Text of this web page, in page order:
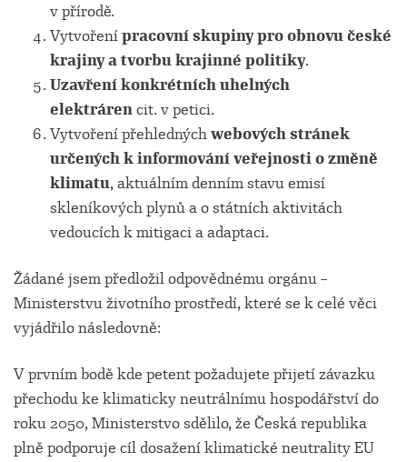
v přírodě.
Vytvořenípracovní skupiny pro obnovu české
krajiny a tvorbu krajinné politiky.
Uzavření konkrétních uhelných
elektrárencit. v petici.
Vytvoření přehlednýchwebových stránek
určených k informování veřejnosti o změně
klimatu, aktuálním denním stavu emisí
skleníkových plynů a o státních aktivitách
vedoucích k mitigaci a adaptaci.
Žádané jsem předložil odpovědnému orgánu –
Ministerstvu životního prostředí, které se k celé věci
vyjádřilo následovně:
V prvním bodě kde petent požadujete přijetí závazku
přechodu ke klimaticky neutrálnímu hospodářství do
roku 2050, Ministerstvo sdělilo, že Česká republika
plně podporuje cíl dosažení klimatické neutrality EU